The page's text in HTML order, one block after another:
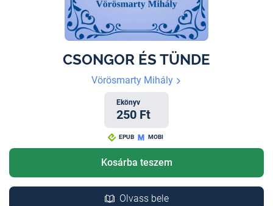
CSONGOR ÉS TÜNDE
Vörösmarty Mihály
Ekönyv
250 Ft
EPUB MOBI
Kosárba teszem
Olvass bele